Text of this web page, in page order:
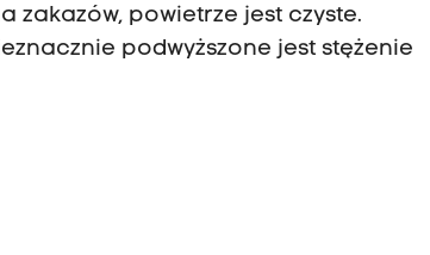
zakazów, powietrze jest czyste.
podwyższone jest stężenie